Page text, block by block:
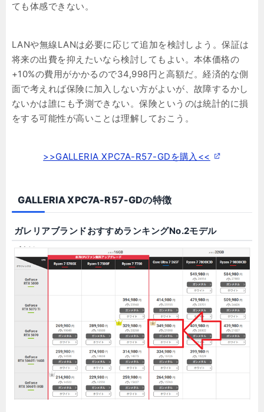
ても体感できない。
LANや無線LANは必要に応じて追加を検討しよう。保証は
将来の出費を抑えたいなら検討してもよい。本体価格の
+10%の費用がかかるので34,998円と高額だ。経済的な側
面で考えれば保険に加入しない方がよいが、故障するかし
ないかは誰にも予測できない。保険というのは統計的に損
をする可能性が高いことは理解しておこう。
>>GALLERIA XPC7A-R57-GDを購入<<
GALLERIA XPC7A-R57-GDの特徴
ガレリアブランドおすすめランキングNo.2モデル